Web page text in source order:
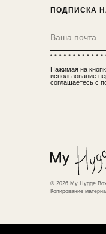
© 2026 My Hygge
Копирование
Нажимая на
использование
соглашаетесь с
ПОДПИСКА